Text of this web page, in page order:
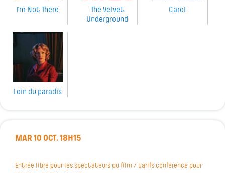
I'm Not There
The Velvet
Underground
Carol
Loin du paradis
MAR 10 OCT. 18H15
Entrée libre pour les spectateurs du film / tarifs conférence pour